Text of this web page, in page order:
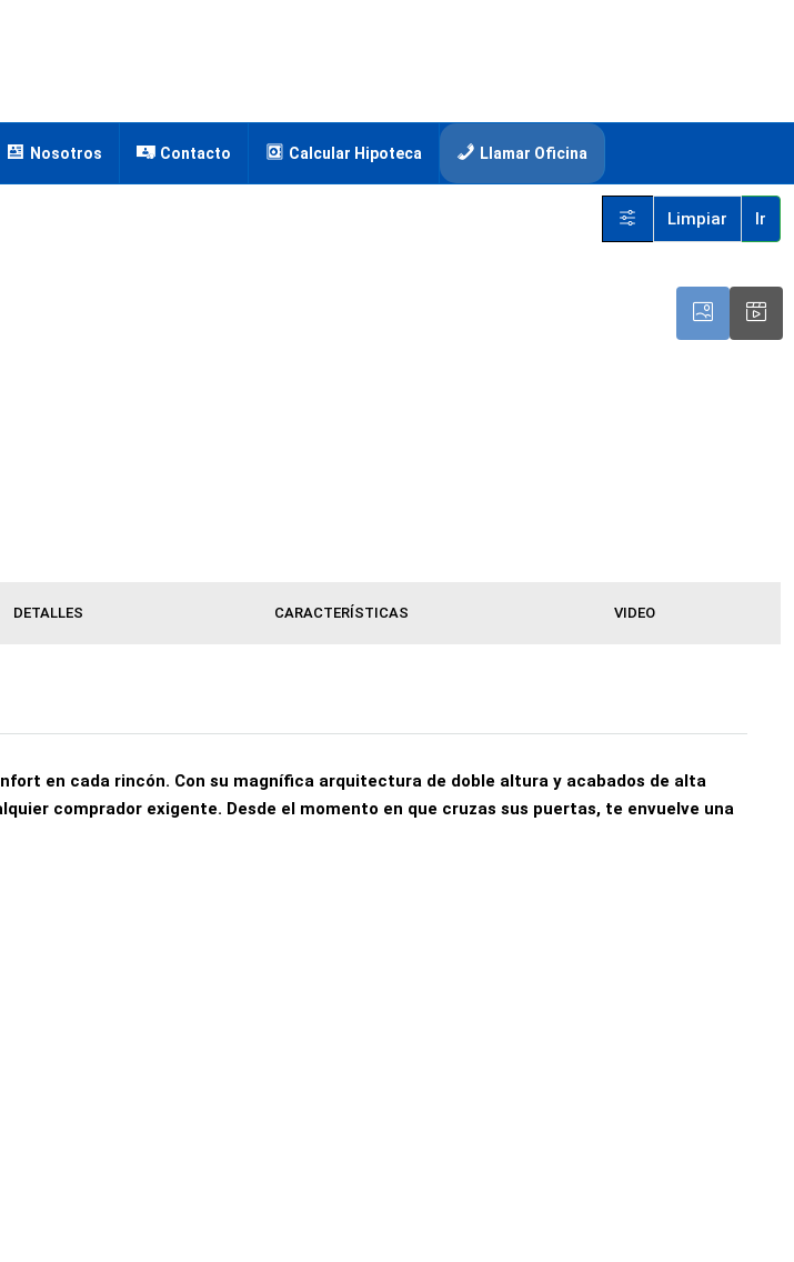
Nosotros Contacto Calcular Hipoteca Llamar Oficina
Limpiar Ir
DETALLES CARACTERÍSTICAS VIDEO
en cada rincón. Con su magnífica arquitectura de doble altura y acabados de alta
comprador exigente. Desde el momento en que cruzas sus puertas, te envuelve una